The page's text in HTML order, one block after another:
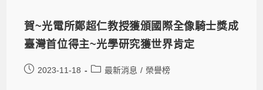
賀~光電所鄭超仁教授獲頒國際全像騎士獎成
臺灣首位得主~光學研究獲世界肯定
2023-11-18 最新消息 / 榮譽榜